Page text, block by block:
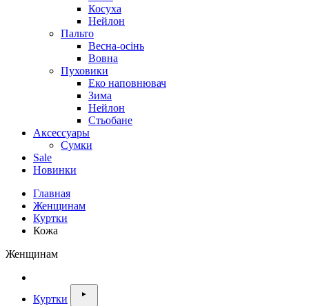
Косуха
Нейлон
Пальто
Весна-осінь
Вовна
Пуховики
Еко наповнювач
Зима
Нейлон
Стьобане
Аксессуары
Сумки
Sale
Новинки
Главная
Женщинам
Куртки
Кожа
Женщинам
Куртки